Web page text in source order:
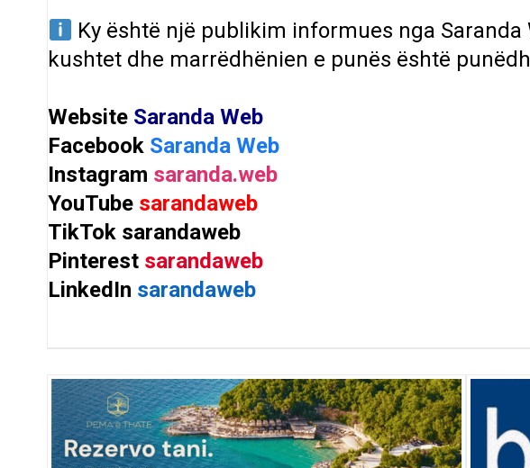
Ky është një publikim informues nga Saranda
kushtet dhe marrëdhënien e punës është
Website Saranda Web
Facebook Saranda Web
Instagram saranda.web
YouTube sarandaweb
TikTok sarandaweb
Pinterest sarandaweb
LinkedIn sarandaweb